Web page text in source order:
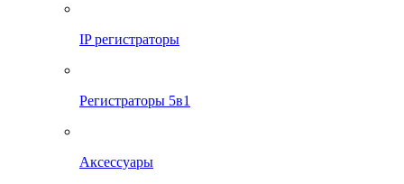
IP регистраторы
Регистраторы 5в1
Аксессуары